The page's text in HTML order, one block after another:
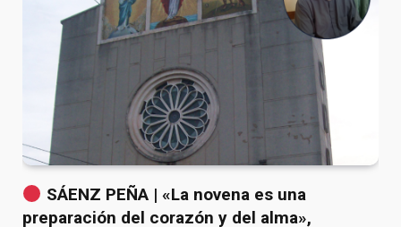
SÁENZ PEÑA | «La novena es una
preparación del corazón y del alma»,